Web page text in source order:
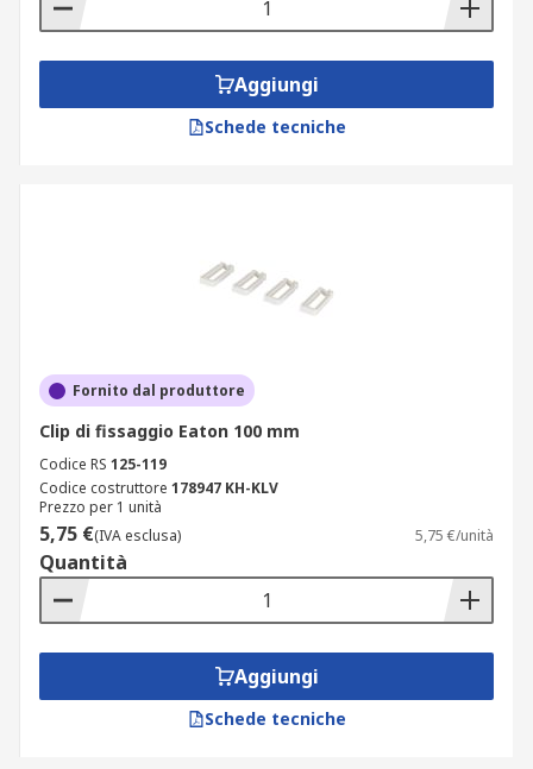
Aggiungi
Schede tecniche
Fornito dal produttore
Clip di fissaggio Eaton 100 mm
Codice RS 125-119
Codice costruttore 178947 KH-KLV
Prezzo per 1 unità
5,75 €(IVA esclusa) 5,75 €/unità
Quantità
Aggiungi
Schede tecniche